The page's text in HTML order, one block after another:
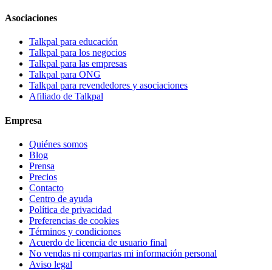
Asociaciones
Talkpal para educación
Talkpal para los negocios
Talkpal para las empresas
Talkpal para ONG
Talkpal para revendedores y asociaciones
Afiliado de Talkpal
Empresa
Quiénes somos
Blog
Prensa
Precios
Contacto
Centro de ayuda
Política de privacidad
Preferencias de cookies
Términos y condiciones
Acuerdo de licencia de usuario final
No vendas ni compartas mi información personal
Aviso legal